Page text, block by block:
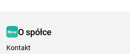
O spółce
Kontakt